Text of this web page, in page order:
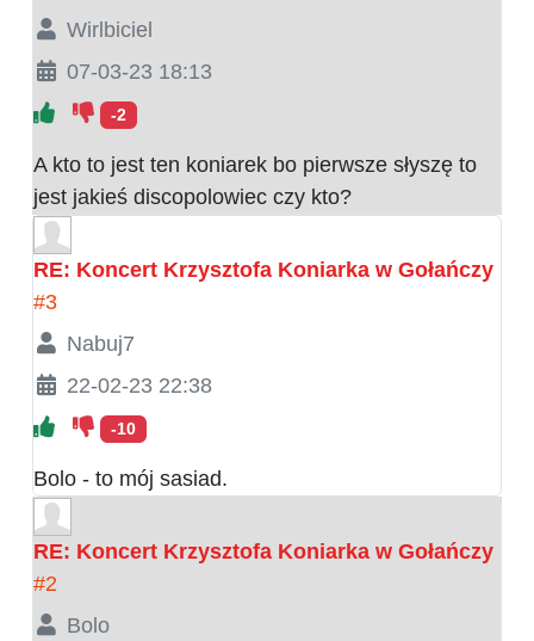
Wirlbiciel
07-03-23 18:13
-2
A kto to jest ten koniarek bo pierwsze słyszę to
jest jakieś discopolowiec czy kto?
RE: Koncert Krzysztofa Koniarka w Gołańczy
#3
Nabuj7
22-02-23 22:38
-10
Bolo - to mój sasiad.
RE: Koncert Krzysztofa Koniarka w Gołańczy
#2
Bolo